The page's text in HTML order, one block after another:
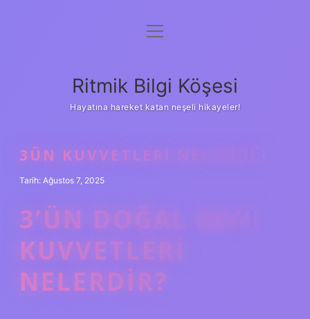
Anasayfa
Yasal Uyarı
menüyü
Ritmik Bilgi Köşesi
Hayatına hareket katan neşeli hikayeler!
3ÜN KUVVETLERI NELERDIR
Tarih: Ağustos 7, 2025
3’ÜN DOĞAL SAYI
KUVVETLERI
NELERDIR?